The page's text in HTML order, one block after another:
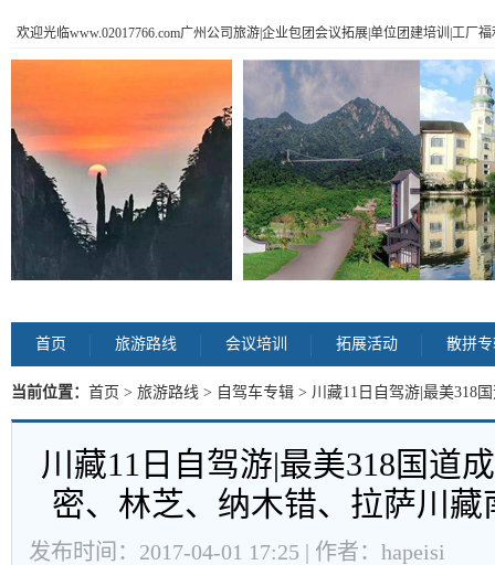
欢迎光临www.02017766.com广州公司旅游|企业包团会议拓展|单位团建培训|工厂
首页 旅游路线 会议培训 拓展活动 散拼
当前位置： 首页 > 旅游路线 > 自驾车专辑 > 川藏11日自驾游|最美318
错、拉萨川藏南线11日自驾游 内容
川藏11日自驾游|最美318国道
密、林芝、纳木错、拉萨川藏
发布时间：2017-04-01 17:25 | 作者：hapeisi